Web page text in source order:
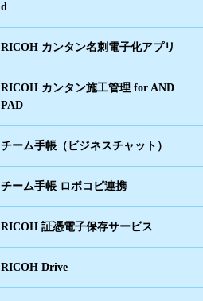
d
RICOH カンタン名刺電子化アプリ
RICOH カンタン施工管理 for AND
PAD
チーム手帳（ビジネスチャット）
チーム手帳 ロボコピ連携
RICOH 証憑電子保存サービス
RICOH Drive